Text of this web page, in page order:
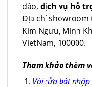
đáo, dịch vụ hỗ
Địa chỉ showroom
Kim Ngưu, Minh
VietNam, 100000.
Tham khảo thêm
Vòi rửa bát